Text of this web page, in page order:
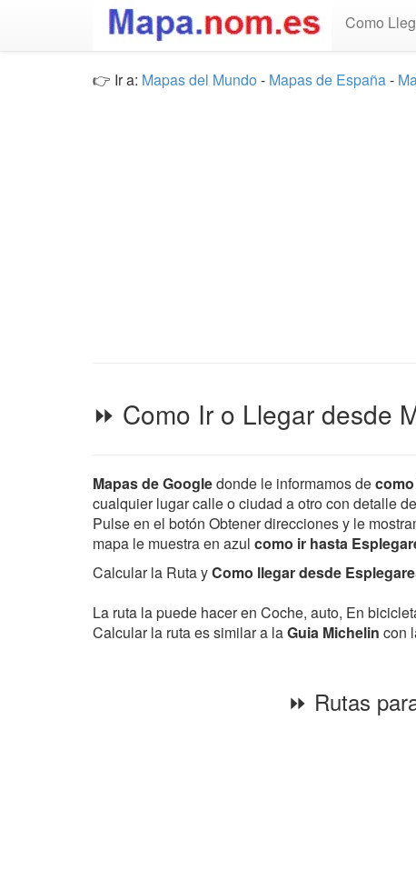
Como
👉 Ir a: Mapas del Mundo - Mapas de España-
⏩ Como Ir o Llegar desde
Mapas de Googledonde le informamos de
cualquier lugar calle o ciudad a otro con detalle
Pulse en el botón Obtener direcciones y le
mapa le muestra en azul como ir hasta
Calcular la Ruta yComo llegar desde
La ruta la puede hacer en Coche, auto, En
Calcular la ruta es similar a laGuia Michelin con
⏩ Rutas